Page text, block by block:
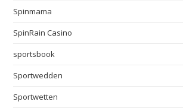
Spinmama
SpinRain Casino
sportsbook
Sportwedden
Sportwetten